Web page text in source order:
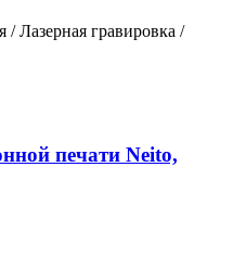
Лазерная гравировка /
печати Neito,